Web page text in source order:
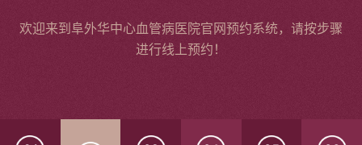
欢迎来到阜外华中心血管病医院官网预约系统，请按步骤
进行线上预约！